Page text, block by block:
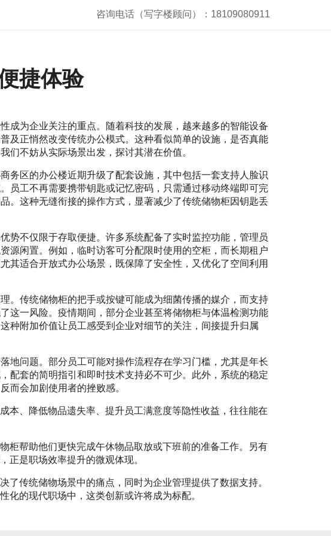
咨询电话（写字楼顾问）：18109080911
捷体验
成为企业关注的重点。随着科技的发展，越来越多的智能设备
及正悄然改变传统办公模式。这种看似简单的设施，是否真能
们不妨从实际场景出发，探讨其潜在价值。
务区的办公楼近期升级了配套设施，其中包括一套支持人脸识
员工不再需要携带钥匙或记忆密码，只需通过移动终端即可完
。这种无缝衔接的操作方式，显著减少了传统储物柜因钥匙丢
势不仅限于存取便捷。许多系统配备了实时监控功能，管理员
源闲置。例如，临时访客可分配限时使用的空柜，而长期租户
其适合开放式办公场景，既保障了安全性，又优化了空间利用
。传统储物柜的把手或按键可能成为细菌传播的媒介，而支持
这一风险。疫情期间，部分企业甚至将储物柜与体温检测功能
种附加价值让员工感受到企业对细节的关注，间接提升归属
地问题。部分员工可能对操作流程存在学习门槛，尤其是年长
配套的简明指引和即时技术支持必不可少。此外，系统的稳定
而会加剧使用者的挫败感。
本、降低物品遗失率、提升员工满意度等隐性收益，往往能在
柜帮助他们更快完成午休物品取放或下班前的准备工作。另有
正是职场效率提升的微观体现。
传统储物场景中的痛点，同时为企业管理提供了数据支持。
的现代职场中，这类创新或许将成为标配。